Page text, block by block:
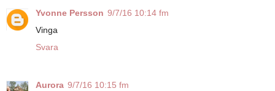
Yvonne Persson 9/7/16 10:14 fm
Vinga
Svara
Aurora 9/7/16 10:15 fm